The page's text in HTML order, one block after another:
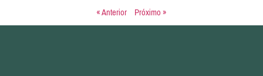
« Anterior Próximo »